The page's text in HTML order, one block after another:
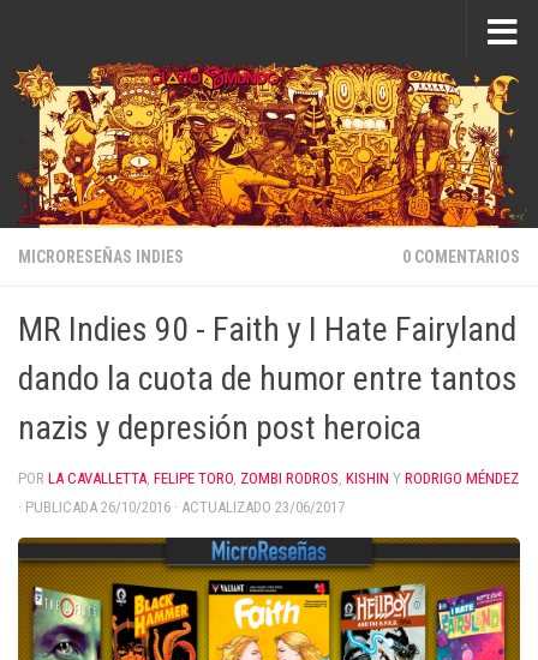
MICRORESEÑAS INDIES 0 COMENTARIOS
MR Indies 90 - Faith y I Hate Fairyland
dando la cuota de humor entre tantos
nazis y depresión post heroica
POR LA CAVALLETTA, FELIPE TORO, ZOMBI RODROS, KISHIN Y RODRIGO MÉNDEZ
· PUBLICADA 26/10/2016 · ACTUALIZADO 23/06/2017